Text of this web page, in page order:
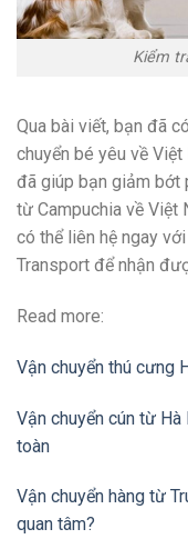
Kiểm
Qua bài viết, bạn đã
chuyển bé yêu về
đã giúp bạn giảm bớt
từ Campuchia về Việt
có thể liên hệ ngay
Transport để nhận
Read more:
Vận chuyển thú cưng
Vận chuyển cún từ Hà
toàn
Vận chuyển hàng từ
quan tâm?